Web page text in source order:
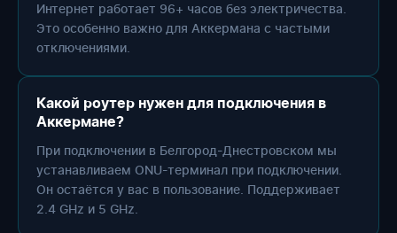
Интернет работает 96+ часов без электричества.
Это особенно важно для Аккермана с частыми
отключениями.
Какой роутер нужен для подключения в
Аккермане?
При подключении в Белгород-Днестровском мы
устанавливаем ONU-терминал при подключении.
Он остаётся у вас в пользование. Поддерживает
2.4 GHz и 5 GHz.